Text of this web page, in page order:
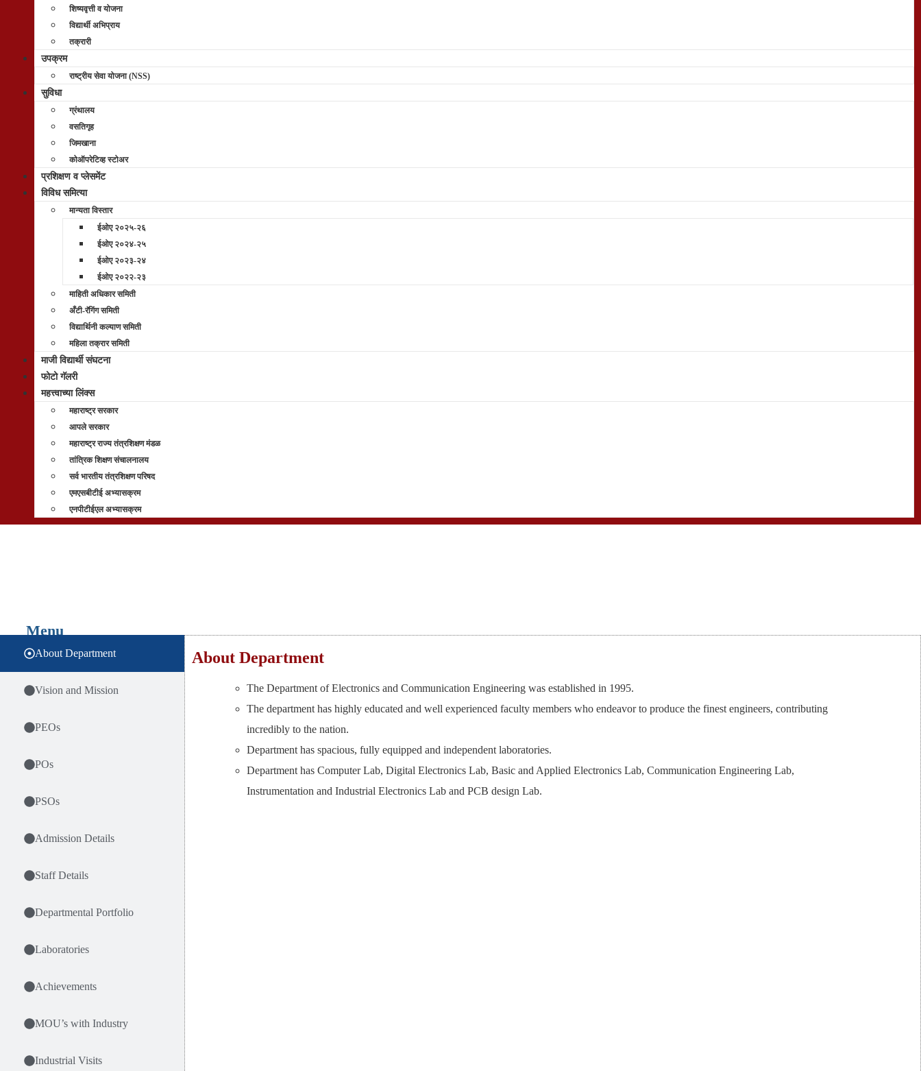
शिष्यवृत्ती व योजना
विद्यार्थी अभिप्राय
तक्रारी
उपक्रम
राष्ट्रीय सेवा योजना (NSS)
सुविधा
ग्रंथालय
वसतिगृह
जिमखाना
कोऑपरेटिव्ह स्टोअर
प्रशिक्षण व प्लेसमेंट
विविध समित्या
मान्यता विस्तार
ईओए २०२५-२६
ईओए २०२४-२५
ईओए २०२३-२४
ईओए २०२२-२३
माहिती अधिकार समिती
अँटी-रॅगिंग समिती
विद्यार्थिनी कल्याण समिती
महिला तक्रार समिती
माजी विद्यार्थी संघटना
फोटो गॅलरी
महत्त्वाच्या लिंक्स
महाराष्ट्र सरकार
आपले सरकार
महाराष्ट्र राज्य तंत्रशिक्षण मंडळ
तांत्रिक शिक्षण संचालनालय
सर्व भारतीय तंत्रशिक्षण परिषद
एमएसबीटीई अभ्यासक्रम
एनपीटीईएल अभ्यासक्रम
Menu
About Department
Vision and Mission
PEOs
POs
PSOs
Admission Details
Staff Details
Departmental Portfolio
Laboratories
Achievements
MOU’s with Industry
Industrial Visits
About Department
The Department of Electronics and Communication Engineering was established in 1995.
The department has highly educated and well experienced faculty members who endeavor to produce the finest engineers, contributing
incredibly to the nation.
Department has spacious, fully equipped and independent laboratories.
Department has Computer Lab, Digital Electronics Lab, Basic and Applied Electronics Lab, Communication Engineering Lab,
Instrumentation and Industrial Electronics Lab and PCB design Lab.